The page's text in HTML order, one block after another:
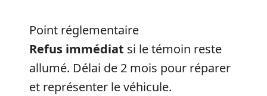
Point réglementaire
Refus immédiat si le témoin reste
allumé. Délai de 2 mois pour réparer
et représenter le véhicule.